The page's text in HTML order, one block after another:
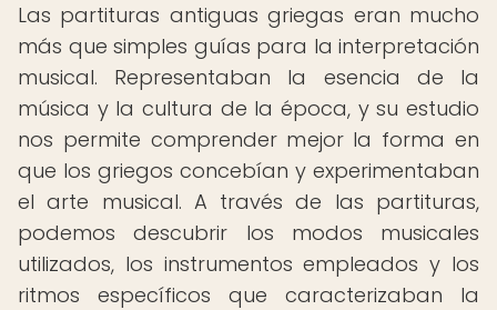
Las partituras antiguas griegas eran mucho
más que simples guías para la interpretación
musical. Representaban la esencia de la
música y la cultura de la época, y su estudio
nos permite comprender mejor la forma en
que los griegos concebían y experimentaban
el arte musical. A través de las partituras,
podemos descubrir los modos musicales
utilizados, los instrumentos empleados y los
ritmos específicos que caracterizaban la